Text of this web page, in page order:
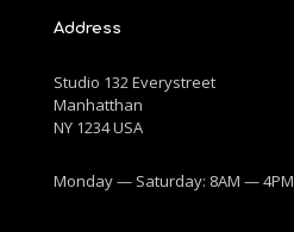
Address
Studio 132 Everystreet
Manhatthan
NY 1234 USA
Monday — Saturday: 8AM — 4PM